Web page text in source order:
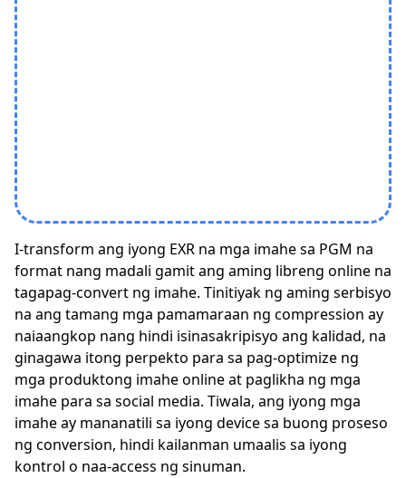
I-transform ang iyong EXR na mga imahe sa PGM na
format nang madali gamit ang aming libreng online na
tagapag-convert ng imahe. Tinitiyak ng aming serbisyo
na ang tamang mga pamamaraan ng compression ay
naiaangkop nang hindi isinasakripisyo ang kalidad, na
ginagawa itong perpekto para sa pag-optimize ng
mga produktong imahe online at paglikha ng mga
imahe para sa social media. Tiwala, ang iyong mga
imahe ay mananatili sa iyong device sa buong proseso
ng conversion, hindi kailanman umaalis sa iyong
kontrol o naa-access ng sinuman.